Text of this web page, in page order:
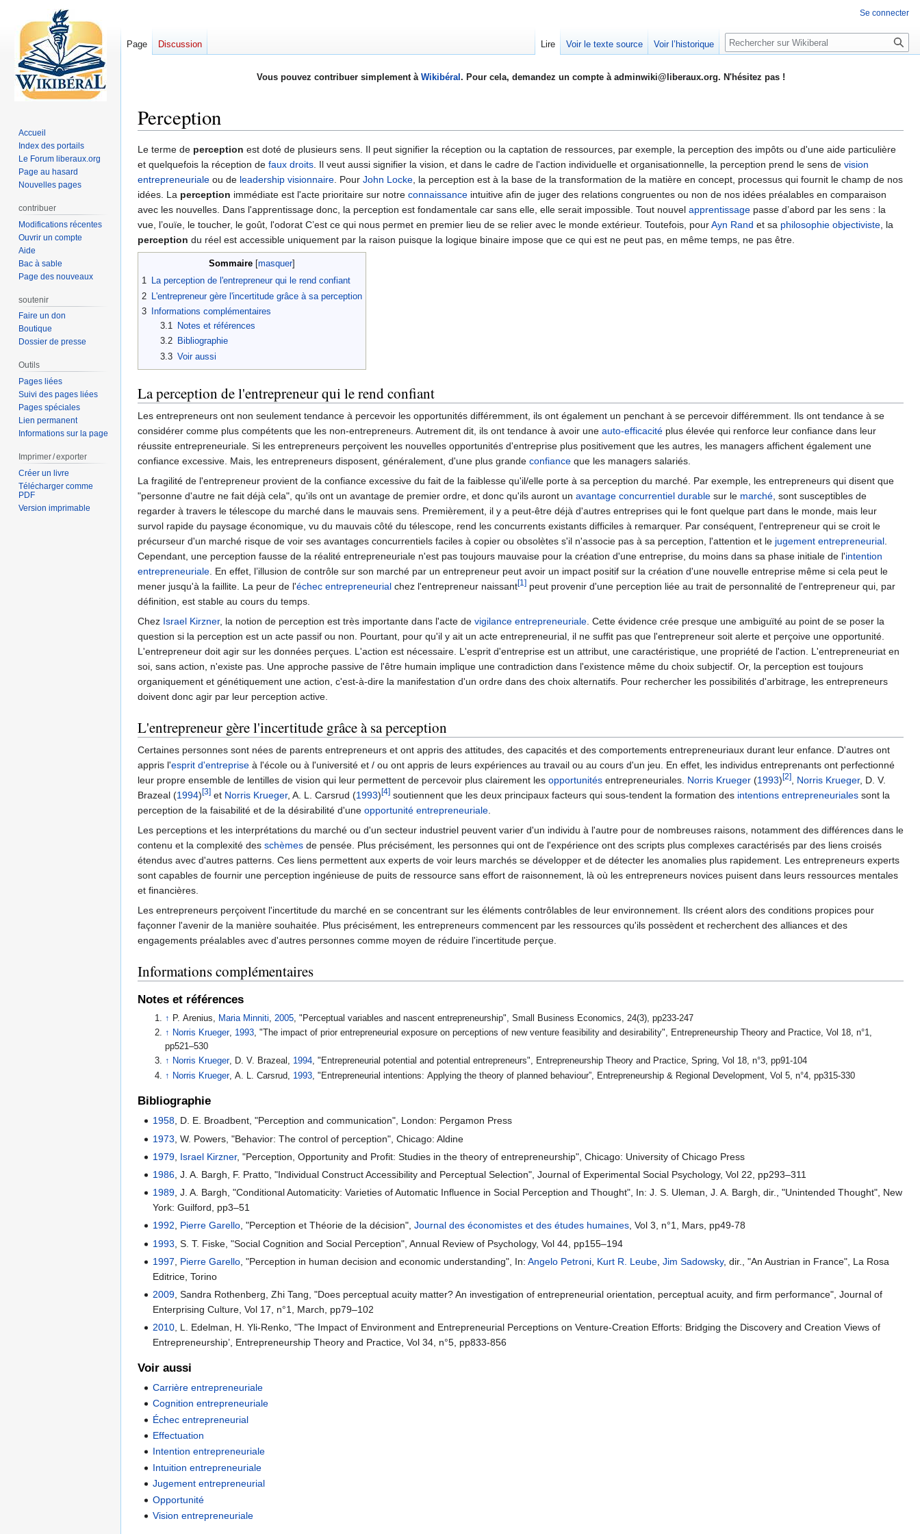
Vous pouvez contribuer simplement à Wikibéral . Pour cela, demandez un compte à adminwiki@liberaux.org. N'hésitez pas !
Perception
Aller
à
la
navigation
Aller
à
la
recherche
Le terme de perception est doté de plusieurs sens. Il peut signifier la réception ou la captation de ressources, par exemple, la perception des impôts ou d'une aide particulière
et quelquefois la réception de faux droits. Il veut aussi signifier la vision, et dans le cadre de l'action individuelle et organisationnelle, la perception prend le sens de vision
entrepreneuriale ou de leadership visionnaire. Pour John Locke, la perception est à la base de la transformation de la matière en concept, processus qui fournit le champ de nos
idées. La perception immédiate est l'acte prioritaire sur notre connaissance intuitive afin de juger des relations congruentes ou non de nos idées préalables en comparaison
avec les nouvelles. Dans l'apprentissage donc, la perception est fondamentale car sans elle, elle serait impossible. Tout nouvel apprentissage passe d’abord par les sens : la
vue, l’ouïe, le toucher, le goût, l'odorat C’est ce qui nous permet en premier lieu de se relier avec le monde extérieur. Toutefois, pourAyn Rand et sa philosophie objectiviste, la
perception du réel est accessible uniquement par la raison puisque la logique binaire impose que ce qui est ne peut pas, en même temps, ne pas être.
Sommaire
1 La perception de l'entrepreneur qui le rend confiant
2
L'entrepreneur gère l'incertitude grâce à sa perception
3
Informations complémentaires
3.1
Notes et références
3.2
Bibliographie
3.3 Voir aussi
La perception de l'entrepreneur qui le rend confiant
Les entrepreneurs ont non seulement tendance à percevoir les opportunités différemment, ils ont également un penchant à se percevoir différemment. Ils ont tendance à se
considérer comme plus compétents que les non-entrepreneurs. Autrement dit, ils ont tendance à avoir une auto-efficacité plus élevée qui renforce leur confiance dans leur
réussite entrepreneuriale. Si les entrepreneurs perçoivent les nouvelles opportunités d'entreprise plus positivement que les autres, les managers affichent également une
confiance excessive. Mais, les entrepreneurs disposent, généralement, d'une plus grande confiance que les managers salariés.
La fragilité de l'entrepreneur provient de la confiance excessive du fait de la faiblesse qu'il/elle porte à sa perception du marché. Par exemple, les entrepreneurs qui disent que
"personne d'autre ne fait déjà cela", qu'ils ont un avantage de premier ordre, et donc qu'ils auront un avantage concurrentiel durable sur le marché, sont susceptibles de
regarder à travers le télescope du marché dans le mauvais sens. Premièrement, il y a peut-être déjà d'autres entreprises qui le font quelque part dans le monde, mais leur
survol rapide du paysage économique, vu du mauvais côté du télescope, rend les concurrents existants difficiles à remarquer. Par conséquent, l'entrepreneur qui se croit le
précurseur d'un marché risque de voir ses avantages concurrentiels faciles à copier ou obsolètes s'il n'associe pas à sa perception, l'attention et le jugement entrepreneurial.
Cependant, une perception fausse de la réalité entrepreneuriale n'est pas toujours mauvaise pour la création d'une entreprise, du moins dans sa phase initiale de l'intention
entrepreneuriale. En effet, l’illusion de contrôle sur son marché par un entrepreneur peut avoir un impact positif sur la création d'une nouvelle entreprise même si cela peut le
mener jusqu'à la faillite. La peur de l'échec entrepreneurial chez l'entrepreneur naissant[1] peut provenir d'une perception liée au trait de personnalité de l'entrepreneur qui, par
définition, est stable au cours du temps.
Chez Israel Kirzner, la notion de perception est très importante dans l'acte de vigilance entrepreneuriale. Cette évidence crée presque une ambiguïté au point de se poser la
question si la perception est un acte passif ou non. Pourtant, pour qu'il y ait un acte entrepreneurial, il ne suffit pas que l'entrepreneur soit alerte et perçoive une opportunité.
L'entrepreneur doit agir sur les données perçues. L'action est nécessaire. L'esprit d'entreprise est un attribut, une caractéristique, une propriété de l'action. L'entrepreneuriat en
soi, sans action, n'existe pas. Une approche passive de l'être humain implique une contradiction dans l'existence même du choix subjectif. Or, la perception est toujours
organiquement et génétiquement une action, c'est-à-dire la manifestation d'un ordre dans des choix alternatifs. Pour rechercher les possibilités d'arbitrage, les entrepreneurs
doivent donc agir par leur perception active.
L'entrepreneur gère l'incertitude grâce à sa perception
Certaines personnes sont nées de parents entrepreneurs et ont appris des attitudes, des capacités et des comportements entrepreneuriaux durant leur enfance. D'autres ont
appris l'esprit d'entreprise à l'école ou à l'université et / ou ont appris de leurs expériences au travail ou au cours d'un jeu. En effet, les individus entreprenants ont perfectionné
leur propre ensemble de lentilles de vision qui leur permettent de percevoir plus clairement les opportunités entrepreneuriales. Norris Krueger (1993)[2], Norris Krueger, D. V.
Brazeal (1994)[3] et Norris Krueger, A. L. Carsrud (1993)[4] soutiennent que les deux principaux facteurs qui sous-tendent la formation des intentions entrepreneuriales sont la
perception de la faisabilité et de la désirabilité d'une opportunité entrepreneuriale.
Les perceptions et les interprétations du marché ou d'un secteur industriel peuvent varier d'un individu à l'autre pour de nombreuses raisons, notamment des différences dans le
contenu et la complexité des schèmes de pensée. Plus précisément, les personnes qui ont de l'expérience ont des scripts plus complexes caractérisés par des liens croisés
étendus avec d'autres patterns. Ces liens permettent aux experts de voir leurs marchés se développer et de détecter les anomalies plus rapidement. Les entrepreneurs experts
sont capables de fournir une perception ingénieuse de puits de ressource sans effort de raisonnement, là où les entrepreneurs novices puisent dans leurs ressources mentales
et financières.
Les entrepreneurs perçoivent l'incertitude du marché en se concentrant sur les éléments contrôlables de leur environnement. Ils créent alors des conditions propices pour
façonner l'avenir de la manière souhaitée. Plus précisément, les entrepreneurs commencent par les ressources qu'ils possèdent et recherchent des alliances et des
engagements préalables avec d'autres personnes comme moyen de réduire l'incertitude perçue.
Informations complémentaires
Notes et références
↑ P. Arenius, Maria Minniti,2005, "Perceptual variables and nascent entrepreneurship", Small Business Economics, 24(3), pp233-247
↑ Norris Krueger, 1993, "The impact of prior entrepreneurial exposure on perceptions of new venture feasibility and desirability", Entrepreneurship Theory and Practice, Vol 18, n°1,
pp521–530
↑ Norris Krueger, D. V. Brazeal, 1994, "Entrepreneurial potential and potential entrepreneurs", Entrepreneurship Theory and Practice, Spring, Vol 18, n°3, pp91-104
↑ Norris Krueger, A. L. Carsrud, 1993 , "Entrepreneurial intentions: Applying the theory of planned behaviour”, Entrepreneurship & Regional Development, Vol 5, n°4, pp315-330
Bibliographie
1958, D. E. Broadbent, "Perception and communication", London: Pergamon Press
1973 , W. Powers, "Behavior: The control of perception", Chicago: Aldine
1979 Israel Kirzner, "Perception, Opportunity and Profit: Studies in the theory of entrepreneurship", Chicago: University of Chicago Press
1986 , J. A. Bargh, F. Pratto, "Individual Construct Accessibility and Perceptual Selection", Journal of Experimental Social Psychology, Vol 22, pp293–311
1989, J. A. Bargh, "Conditional Automaticity: Varieties of Automatic Influence in Social Perception and Thought", In: J. S. Uleman, J. A. Bargh, dir., "Unintended Thought", New
York: Guilford, pp3–51
1992, Pierre Garello, "Perception et Théorie de la décision",Journal des économistes et des études humaines, Vol 3, n°1, Mars, pp49-78
1993 , S. T. Fiske, "Social Cognition and Social Perception", Annual Review of Psychology, Vol 44, pp155–194
1997
Pierre Garello , "Perception in human decision and economic understanding", In:Angelo Petroni Kurt R. Leube ,Jim Sadowsky, dir., "An Austrian in France", La Rosa
Editrice, Torino
2009 , Sandra Rothenberg, Zhi Tang, "Does perceptual acuity matter? An investigation of entrepreneurial orientation, perceptual acuity, and firm performance", Journal of
Enterprising Culture, Vol 17, n°1, March, pp79–102
2010 , L. Edelman, H. Yli-Renko, "The Impact of Environment and Entrepreneurial Perceptions on Venture-Creation Efforts: Bridging the Discovery and Creation Views of
Entrepreneurship’, Entrepreneurship Theory and Practice, Vol 34, n°5, pp833-856
Voir aussi
Carrière entrepreneuriale
Cognition entrepreneuriale
Échec entrepreneurial
Effectuation
Intention entrepreneuriale
Intuition entrepreneuriale
Jugement entrepreneurial
Opportunité
Vision entrepreneuriale
Se connecter
Page Discussion Lire Voir le texte source Voir l’historique Rechercher
Accueil
Index des portails
Le Forum liberaux.org
Page au hasard
Nouvelles pages
contribuer
Modifications récentes
Ouvrir un compte
Aide
Bac à sable
Page des nouveaux
soutenir
Faire un don
Boutique
Dossier de presse
Outils
Pages liées
Suivi des pages liées
Pages spéciales
Lien permanent
Informations sur la page
Imprimer / exporter
Créer un livre
Télécharger comme
PDF
Version imprimable